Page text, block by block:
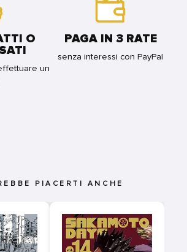
O
un
PAGA IN 3 RATE
senza interessi con PayPal
PIACERTI ANCHE